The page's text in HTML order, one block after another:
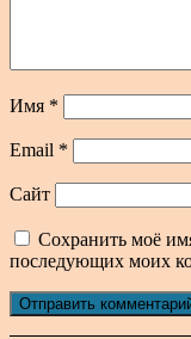
Имя *
Email *
Сайт
Сохранить моё
последующих моих